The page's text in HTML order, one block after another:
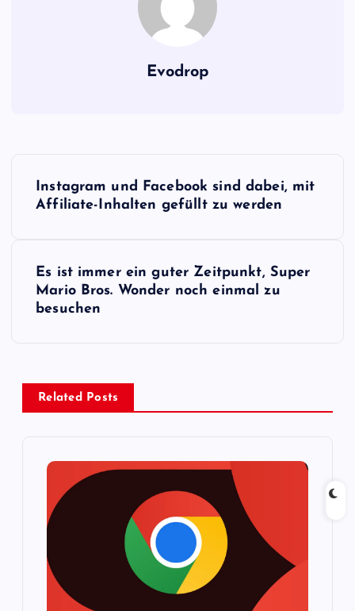
Evodrop
g
Instagram und Facebook sind dabei, mit
Affiliate-Inhalten gefüllt zu werden
Es ist immer ein guter Zeitpunkt, Super
Mario Bros. Wonder noch einmal zu
besuchen
Related Posts